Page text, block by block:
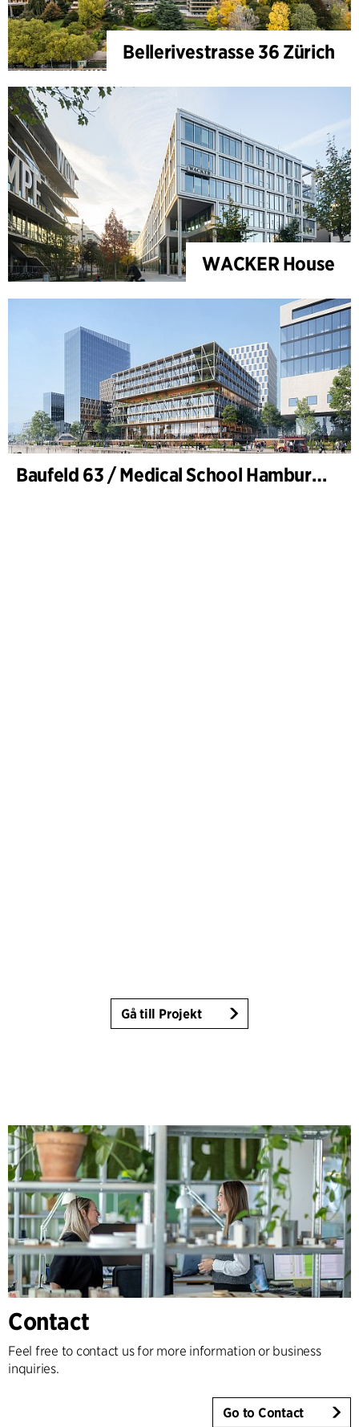
Bellerivestrasse 36 Zürich
WACKER House
Baufeld 63 / Medical School Hamburg, Hafencity
Gå till Projekt
Contact
Feel free to contact us for more information or business
inquiries.
Go to Contact